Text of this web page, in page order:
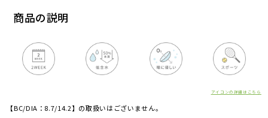
商品の説明
アイコンの詳細はこちら
【BC/DIA：8.7/14.2】の取扱いはございません。